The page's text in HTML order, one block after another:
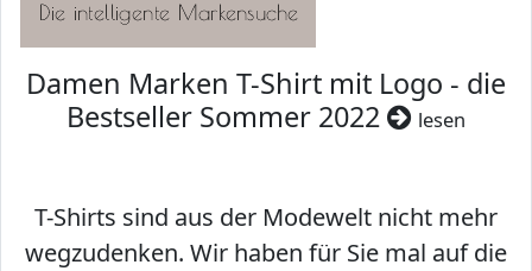
Damen Marken T-Shirt mit Logo - die
Bestseller Sommer 2022
lesen
T-Shirts sind aus der Modewelt nicht mehr
wegzudenken. Wir haben für Sie mal auf die